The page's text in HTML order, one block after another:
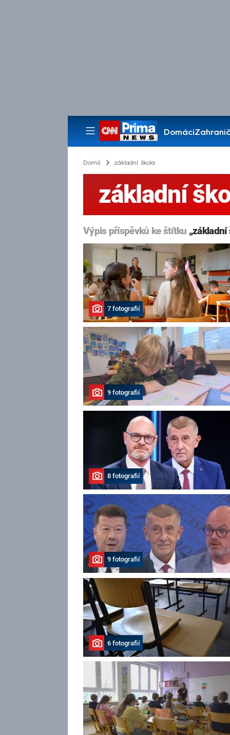
Domácí
Pořady
Domů základní škola
základní
Výpis příspěvků ke štítku „základní
7 fotografií
9 fotografií
8 fotografií
9 fotografií
6 fotografií